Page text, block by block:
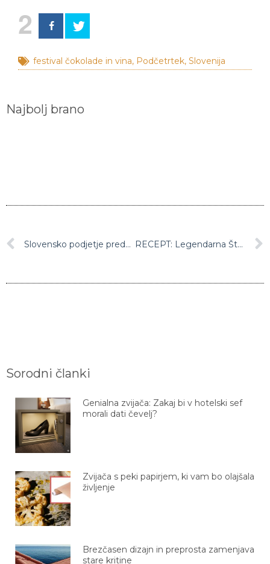
2
festival čokolade in vina, Podčetrtek, Slovenija
Najbolj brano
Slovensko podjetje predstavilo gurmanske sire, ki nastanejo povsem brez sestavin živalskega izvora RECEPT: Legendarna Štefani pečenka
Sorodni članki
Genialna zvijača: Zakaj bi v hotelski sef
morali dati čevelj?
Zvijača s peki papirjem, ki vam bo olajšala
življenje
Brezčasen dizajn in preprosta zamenjava
stare kritine